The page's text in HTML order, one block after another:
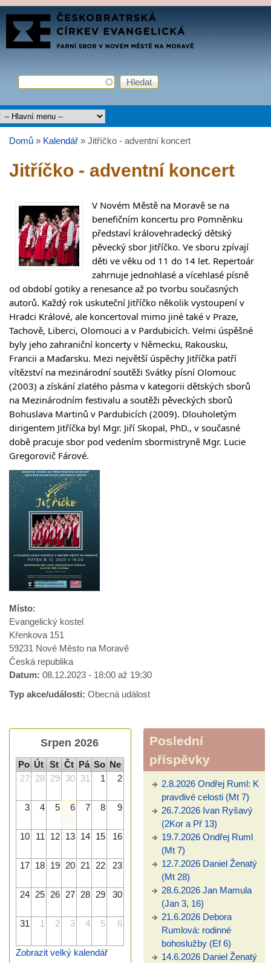
Přejít k hlavnímu obsahu
FARNÍ
SBOR
Vyhledávání
Hledat
Hlavní menu
Domů » Kalendář » Jitříčko - adventní koncert
Jitříčko - adventní koncert
V Novém Městě na Moravě se na
benefičním koncertu pro Pomněnku
představí královehradecký dětský
pěvecký sbor Jitříčko. Ve sboru zpívají
děti ve věku od 11 do 14 let. Repertoár
zahrnuje jednohlasé a vícehlasé písně
od období gotiky a renesance až po tvorbu současných
autorů. Každý rok uskuteční Jitříčko několik vystoupení v
Hradci Králové, ale koncertoval mimo jiné také v Praze,
Tachově, Liberci, Olomouci a v Pardubicích. Velmi úspěšné
byly jeho zahraniční koncerty v Německu, Rakousku,
Francii a Maďarsku. Mezi největší úspěchy Jitříčka patří
vítězství na mezinárodní soutěži Svátky písní Olomouc
(2003) a získání zlatého pásma v kategorii dětských sborů
na Mezinárodním festivalu a soutěži pěveckých sborů
Bohuslava Martinů v Pardubicích (2009). Dlouholetým
dirigentem Jitříčka byl Mgr. Jiří Skopal, PhD., v současné
době pracuje sbor pod vedením sbormistryně Mgr. Lucie
Gregorovič Fárové.
Místo:
Evangelický kostel
Křenkova 151
59231 Nové Město na Moravě
Česká republika
Datum: 08.12.2023 - 18:00 až 19:30
Typ akce/události: Obecná událost
Srpen 2026
Po Út St Čt Pá So Ne
27 28 29 30 31 1 2
3 4 5 6 7 8 9
10 11 12 13 14 15 16
17 18 19 20 21 22 23
24 25 26 27 28 29 30
31 1 2 3 4 5 6
Zobrazit velký kalendář
Poslední
příspěvky
2.8.2026 Ondřej Ruml: K
pravdivé celosti (Mt 7)
26.7.2026 Ivan Ryšavý
(2Kor a Př 13)
19.7.2026 Ondřej Ruml
(Mt 7)
12.7.2026 Daniel Ženatý
(Mt 28)
28.6.2026 Jan Mamula
(Jan 3, 16)
21.6.2026 Debora
Rumlová: rodinné
bohoslužby (Ef 6)
14.6.2026 Daniel Ženatý